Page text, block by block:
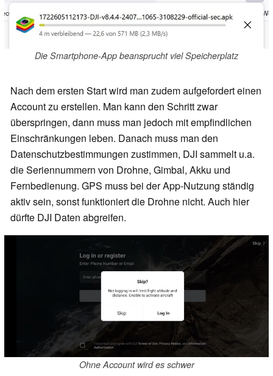
Die Smartphone-App beansprucht viel Speicherplatz
Nach dem ersten Start wird man zudem aufgefordert einen
Account zu erstellen. Man kann den Schritt zwar
überspringen, dann muss man jedoch mit empfindlichen
Einschränkungen leben. Danach muss man den
Datenschutzbestimmungen zustimmen, DJI sammelt u.a.
die Seriennummern von Drohne, Gimbal, Akku und
Fernbedienung. GPS muss bei der App-Nutzung ständig
aktiv sein, sonst funktioniert die Drohne nicht. Auch hier
dürfte DJI Daten abgreifen.
Ohne Account wird es schwer